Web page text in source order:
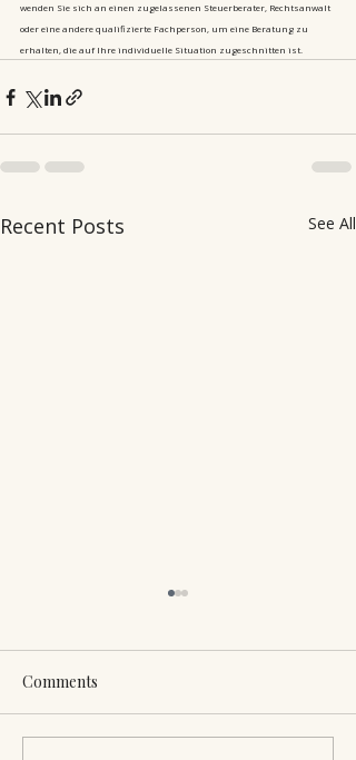
wenden Sie sich an einen zugelassenen Steuerberater, Rechtsanwalt
oder eine andere qualifizierte Fachperson, um eine Beratung zu
erhalten, die auf Ihre individuelle Situation zugeschnitten ist.
Recent Posts See All
Comments